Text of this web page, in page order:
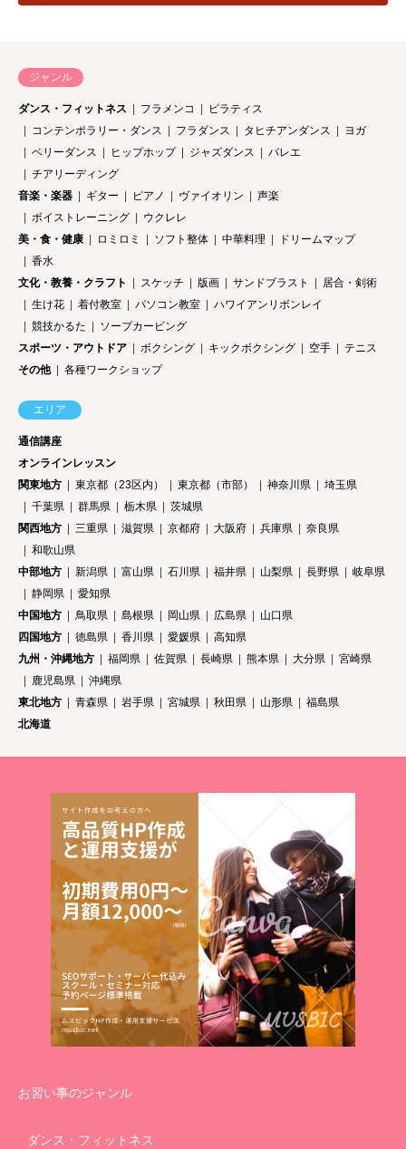
ジャンル
ダンス・フィットネス フラメンコ
ピラティス
コンテンポラリー・ダンス
フラダンス タヒチアンダンス
ヨガ
ベリーダンス
ヒップホップ ジャズダンス
バレエ
チアリーディング
音楽・楽器
ギター ピアノ ヴァイオリン
声楽
ボイストレーニング
ウクレレ
美・食・健康
ロミロミ ソフト整体 中華料理
ドリームマップ
香水
文化・教養・クラフト
スケッチ 版画 サンドブラスト
居合・剣術
生け花
着付教室 パソコン教室
ハワイアンリボンレイ
競技かるた
ソープカービング
スポーツ・アウトドア
ボクシング キックボクシング 空手
テニス
その他
各種ワークショップ
エリア
通信講座
オンラインレッスン
関東地方
東京都（23区内） 東京都（市部） 神奈川県
埼玉県
千葉県
群馬県 栃木県
茨城県
関西地方
三重県 滋賀県 京都府 大阪府 兵庫県
奈良県
和歌山県
中部地方
新潟県 富山県 石川県 福井県 山梨県 長野県
岐阜県
静岡県
愛知県
中国地方
鳥取県 島根県 岡山県 広島県
山口県
四国地方
徳島県 香川県 愛媛県
高知県
九州・沖縄地方
福岡県 佐賀県 長崎県 熊本県 大分県
宮崎県
鹿児島県
沖縄県
東北地方
青森県 岩手県 宮城県 秋田県 山形県
福島県
北海道
お習い事のジャンル
ダンス・フィットネス